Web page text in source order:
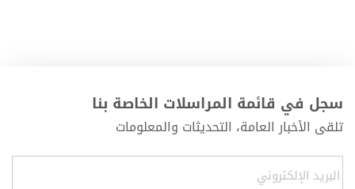
سجل في قائمة المراسلات الخاصة بنا
تلقى الأخبار العامة، التحديثات والمعلومات